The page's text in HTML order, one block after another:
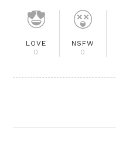
LOVE
0
NSFW
0